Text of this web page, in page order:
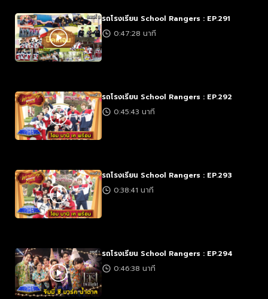
รถโรงเรียน School Rangers : EP.291
0:47:28 นาที
รถโรงเรียน School Rangers : EP.292
0:45:43 นาที
รถโรงเรียน School Rangers : EP.293
0:38:41 นาที
รถโรงเรียน School Rangers : EP.294
0:46:38 นาที